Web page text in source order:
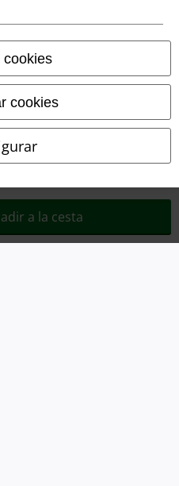
cookies
cookies
a la cesta